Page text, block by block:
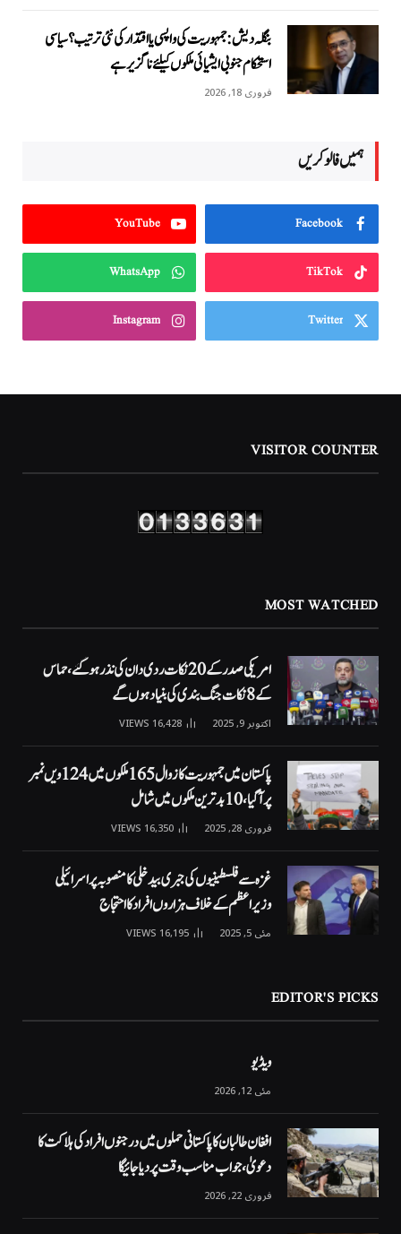
بنگلہ دیش: جمہوریت کی واپسی یا اقتدار کی نئی ترتیب؟ سیاسی
استحکام جنوبی ایشیائی ملکوں کیلئے ناگزیر ہے
فروری 18, 2026
ہمیں فالو کریں
Facebook
YouTube
TikTok
WhatsApp
Twitter
Instagram
VISITOR COUNTER
MOST WATCHED
امریکی صدر کے 20 نکات ردی دان کی نذر ہوگئے، حماس
کے 8 نکات جنگ بندی کی بنیاد ہوں گے
اکتوبر 9, 2025 16,428
VIEWS
پاکستان میں جمہوریت کا زوال 165 ملکوں میں 124ویں نمبر
پر آگیا، 10 بدترین ملکوں میں شامل
فروری 28, 2025 16,350
VIEWS
غزہ سے فلسطینیوں کی جبری بیدخلی کا منصوبہ پر اسرائیلی
وزیراعظم کے خلاف ہزاروں افراد کا احتجاج
مئی 5, 2025 16,195
VIEWS
EDITOR'S PICKS
ویڈیو
مئی 12, 2026
افغان طالبان کا پاکستانی حملوں میں درجنوں افراد کی ہلاکت کا
دعویٰ، جواب مناسب وقت پر دیا جائیگا
فروری 22, 2026